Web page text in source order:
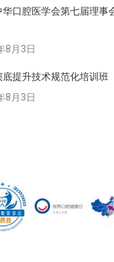
华口腔医学会第七届理事
8月3日
底提升技术规范化培训班
8月3日